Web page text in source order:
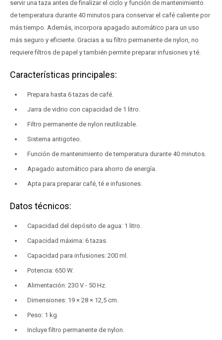
servir una taza antes de finalizar el ciclo y función de mantenimiento
de temperatura durante 40 minutos para conservar el café caliente por
más tiempo. Además, incorpora apagado automático para un uso
más seguro y eficiente. Gracias a su filtro permanente de nylon, no
requiere filtros de papel y también permite preparar infusiones y té.
Características principales:
Prepara hasta 6 tazas de café.
Jarra de vidrio con capacidad de 1 litro.
Filtro permanente de nylon reutilizable.
Sistema antigoteo.
Función de mantenimiento de temperatura durante 40 minutos.
Apagado automático para ahorro de energía.
Apta para preparar café, té e infusiones.
Datos técnicos:
Capacidad del depósito de agua: 1 litro.
Capacidad máxima: 6 tazas.
Capacidad para infusiones: 200 ml.
Potencia: 650 W.
Alimentación: 230 V - 50 Hz.
Dimensiones: 19 × 28 × 12,5 cm.
Peso: 1 kg.
Incluye filtro permanente de nylon.